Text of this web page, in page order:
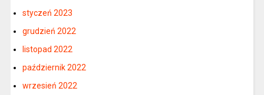
styczeń 2023
grudzień 2022
listopad 2022
październik 2022
wrzesień 2022